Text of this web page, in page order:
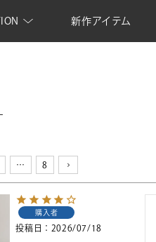
新作アイテム
… 8
購入者
投稿日 2026/07/18